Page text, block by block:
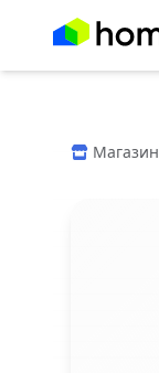
Магазин